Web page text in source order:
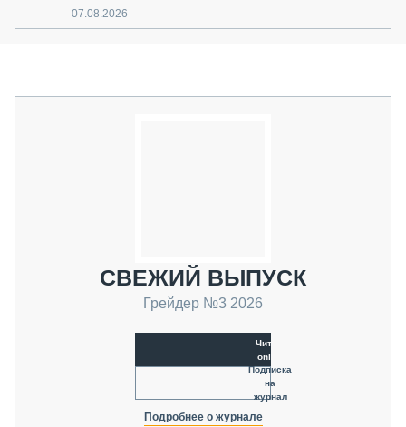
07.08.2026
СВЕЖИЙ ВЫПУСК
Грейдер №3 2026
Читать
online
Подписка
на
журнал
Подробнее о журнале